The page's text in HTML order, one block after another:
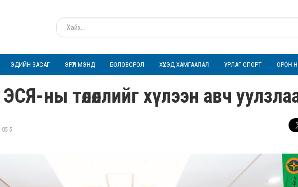
ЭДИЙН ЗАСАГ ЭРҮҮЛ МЭНД БОЛОВСРОЛ ХҮҮХЭД ХАМГААЛАЛ УРЛАГ СПОРТ ОРОН
ны төлөөллийг хүлээн авч
05-5